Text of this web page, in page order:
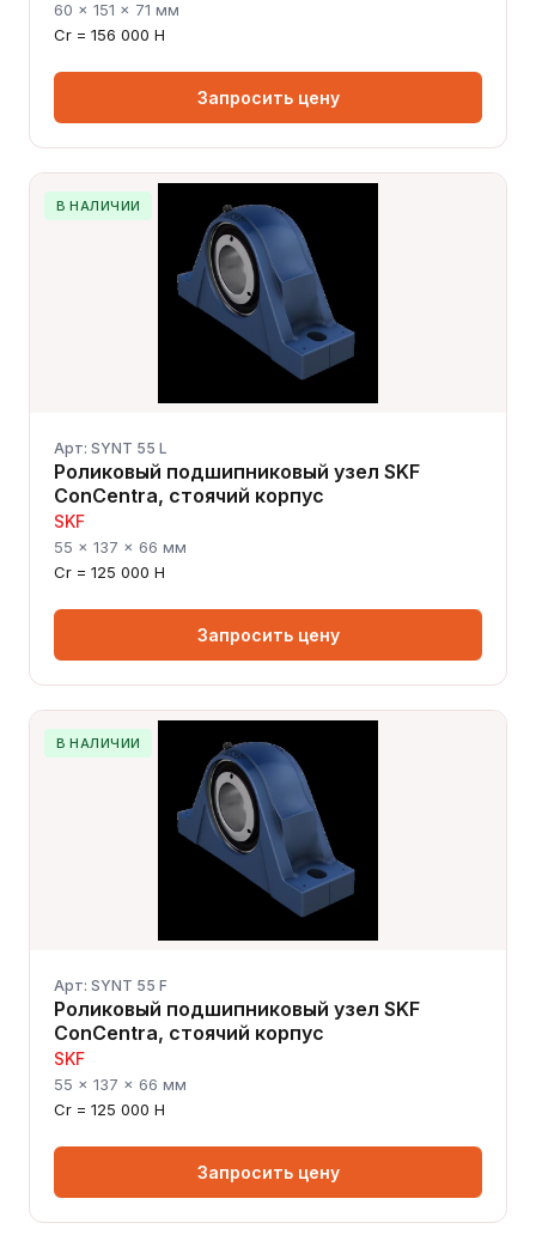
60 × 151 × 71 мм
Cr = 156 000 Н
Запросить цену
В НАЛИЧИИ
Арт: SYNT 55 L
Роликовый подшипниковый узел SKF
ConCentra, стоячий корпус
SKF
55 × 137 × 66 мм
Cr = 125 000 Н
Запросить цену
В НАЛИЧИИ
Арт: SYNT 55 F
Роликовый подшипниковый узел SKF
ConCentra, стоячий корпус
SKF
55 × 137 × 66 мм
Cr = 125 000 Н
Запросить цену